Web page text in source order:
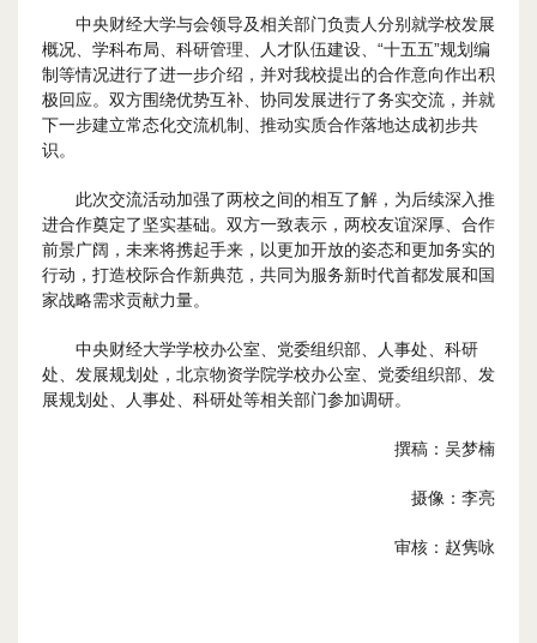
中央财经大学与会领导及相关部门负责人分别就学校发展
概况、学科布局、科研管理、人才队伍建设、“十五五”规划编
制等情况进行了进一步介绍，并对我校提出的合作意向作出积
极回应。双方围绕优势互补、协同发展进行了务实交流，并就
下一步建立常态化交流机制、推动实质合作落地达成初步共
识。
此次交流活动加强了两校之间的相互了解，为后续深入推
进合作奠定了坚实基础。双方一致表示，两校友谊深厚、合作
前景广阔，未来将携起手来，以更加开放的姿态和更加务实的
行动，打造校际合作新典范，共同为服务新时代首都发展和国
家战略需求贡献力量。
中央财经大学学校办公室、党委组织部、人事处、科研
处、发展规划处，北京物资学院学校办公室、党委组织部、发
展规划处、人事处、科研处等相关部门参加调研。
撰稿：吴梦楠
摄像：李亮
审核：赵隽咏